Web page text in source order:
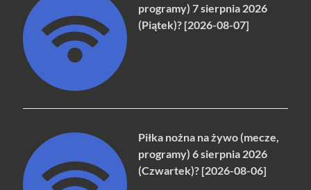
programy) 7 sierpnia 2026
(Piątek)? [2026-08-07]
Piłka nożna na żywo (mecze,
programy) 6 sierpnia 2026
(Czwartek)? [2026-08-06]